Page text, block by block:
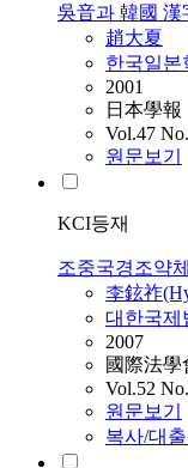
吳音과 韓國 漢
趙大夏
한국일본
2001
日本學報
Vol.47
원문보기
KCI등재
조중국경조약
李鉉祚
대한국제
2007
國際法學
Vol.52
원문보기
복사/대